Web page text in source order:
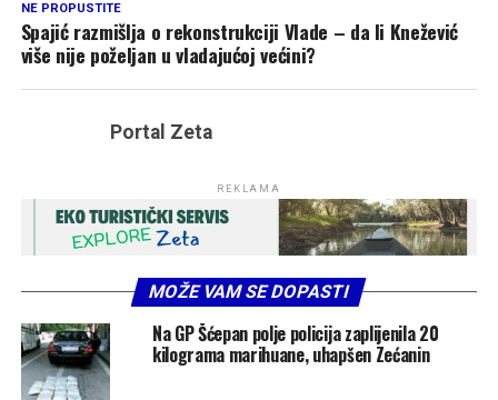
NE PROPUSTITE
Spajić razmišlja o rekonstrukciji Vlade – da li Knežević
više nije poželjan u vladajućoj većini?
Portal Zeta
REKLAMA
MOŽE VAM SE DOPASTI
Na GP Šćepan polje policija zaplijenila 20
kilograma marihuane, uhapšen Zećanin